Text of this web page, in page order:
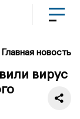
Главная новость
вирус